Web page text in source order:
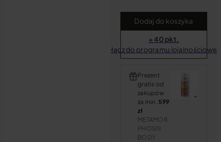
Dodaj do koszyka
+ 40 pkt.
Dołącz do programu
Prezent
gratis od
zakupów
za min. 599
zł
METAMOR
PHOSIS
BODY